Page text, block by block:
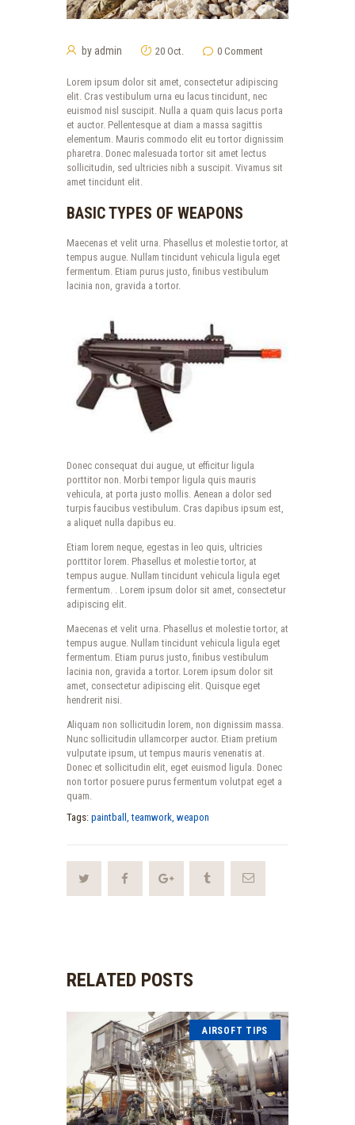
by admin 20 Oct. 0 Comment
Lorem ipsum dolor sit amet, consectetur adipiscing
elit. Cras vestibulum urna eu lacus tincidunt, nec
euismod nisl suscipit. Nulla a quam quis lacus porta
et auctor. Pellentesque at diam a massa sagittis
elementum. Mauris commodo elit eu tortor dignissim
pharetra. Donec malesuada tortor sit amet lectus
sollicitudin, sed ultricies nibh a suscipit. Vivamus sit
amet tincidunt elit.
BASIC TYPES OF WEAPONS
Maecenas et velit urna. Phasellus et molestie tortor, at
tempus augue. Nullam tincidunt vehicula ligula eget
fermentum. Etiam purus justo, finibus vestibulum
lacinia non, gravida a tortor.
Donec consequat dui augue, ut efficitur ligula
porttitor non. Morbi tempor ligula quis mauris
vehicula, at porta justo mollis. Aenean a dolor sed
turpis faucibus vestibulum. Cras dapibus ipsum est,
a aliquet nulla dapibus eu.
Etiam lorem neque, egestas in leo quis, ultricies
porttitor lorem. Phasellus et molestie tortor, at
tempus augue. Nullam tincidunt vehicula ligula eget
fermentum. . Lorem ipsum dolor sit amet, consectetur
adipiscing elit.
Maecenas et velit urna. Phasellus et molestie tortor, at
tempus augue. Nullam tincidunt vehicula ligula eget
fermentum. Etiam purus justo, finibus vestibulum
lacinia non, gravida a tortor. Lorem ipsum dolor sit
amet, consectetur adipiscing elit. Quisque eget
hendrerit nisi.
Aliquam non sollicitudin lorem, non dignissim massa.
Nunc sollicitudin ullamcorper auctor. Etiam pretium
vulputate ipsum, ut tempus mauris venenatis at.
Donec et sollicitudin elit, eget euismod ligula. Donec
non tortor posuere purus fermentum volutpat eget a
quam.
Tags: paintball ,teamwork, weapon
RELATED POSTS
AIRSOFT TIPS